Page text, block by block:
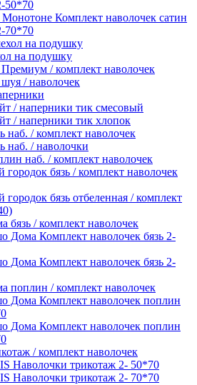
50*70
Комплект наволочек сатин
70*70
на подушку
на подушку
Премиум / комплект наволочек
/ наволочек
/ наперники тик смесовый
/ наперники тик хлопок
наб. / комплект наволочек
наб. / наволочки
наб. / комплект наволочек
городок бязь / комплект наволочек
городок бязь отбеленная / комплект
бязь / комплект наволочек
Дома Комплект наволочек бязь 2-
Дома Комплект наволочек бязь 2-
поплин / комплект наволочек
Дома Комплект наволочек поплин
Дома Комплект наволочек поплин
/ комплект наволочек
Наволочки трикотаж 2- 50*70
Наволочки трикотаж 2- 70*70